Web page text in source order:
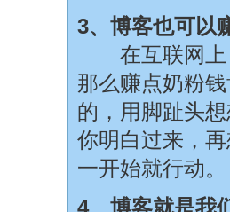
3、博客也可以
在互联网上
那么赚点奶粉
的，用脚趾头
你明白过来，
一开始就行动。
4、博客就是我